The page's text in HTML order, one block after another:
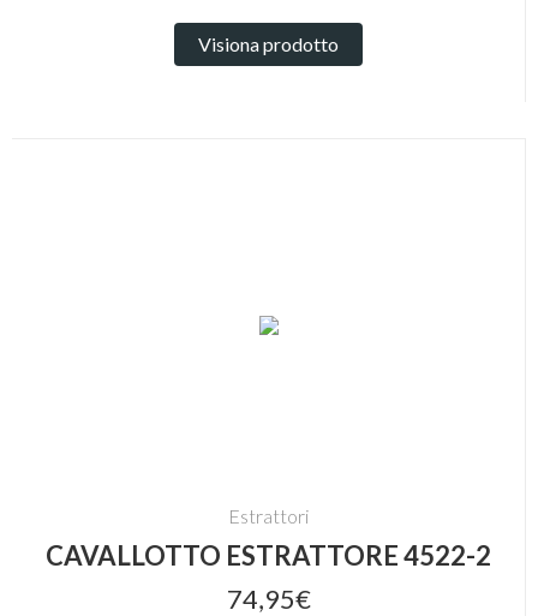
Visiona prodotto
Estrattori
CAVALLOTTO ESTRATTORE 4522-2
74,95€